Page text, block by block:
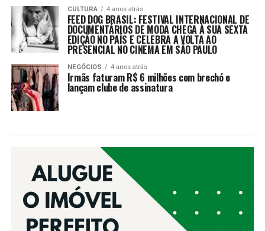
CULTURA 4 anos atrás
FEED DOG BRASIL: FESTIVAL INTERNACIONAL DE
DOCUMENTÁRIOS DE MODA CHEGA À SUA SEXTA
EDIÇÃO NO PAÍS E CELEBRA A VOLTA AO
PRESENCIAL NO CINEMA EM SÃO PAULO
NEGÓCIOS 4 anos atrás
Irmãs faturam R$ 6 milhões com brechó e
lançam clube de assinatura